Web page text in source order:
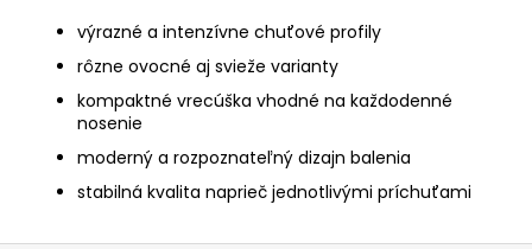
výrazné a intenzívne chuťové profily
rôzne ovocné aj svieže varianty
kompaktné vrecúška vhodné na každodenné
nosenie
moderný a rozpoznateľný dizajn balenia
stabilná kvalita naprieč jednotlivými príchuťami